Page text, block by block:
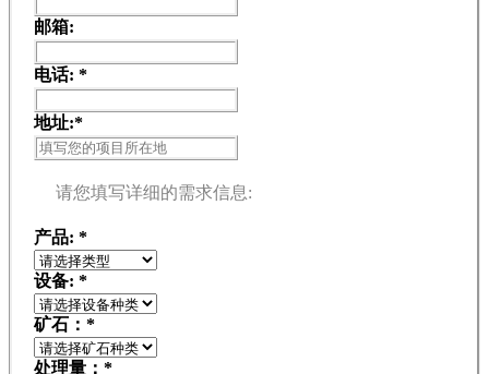
邮箱:
电话: *
地址:*
请您填写详细的需求信息:
产品: *
设备: *
矿石： *
处理量： *